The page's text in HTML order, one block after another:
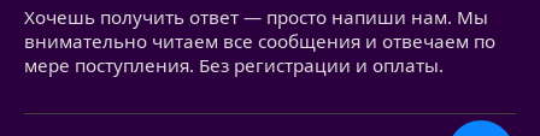
Хочешь получить ответ — просто напиши нам. Мы
внимательно читаем все сообщения и отвечаем по
мере поступления. Без регистрации и оплаты.